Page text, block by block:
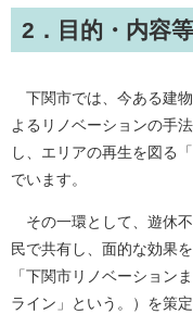
2．目的・内容等
下関市では、今ある建
よるリノベーションの手
し、エリアの再生を図る
でいます。
その一環として、遊休
民で共有し、面的な効果
「下関市リノベーション
ライン」という。）を策定